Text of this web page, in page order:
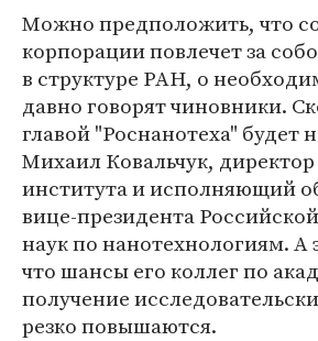
Можно предположить, что
корпорации повлечет за
в структуре РАН, о
давно говорят чиновники.
главой "Роснанотеха" будет
Михаил Ковальчук, директор
института и исполняющий
вице-президента
наук по нанотехнологиям. А
что шансы его коллег по
получение
резко повышаются.